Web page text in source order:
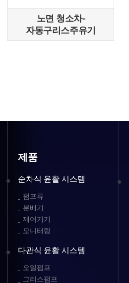
노면 청소차-
자동구리스주유기
제품
순차식 윤활 시스템
펌프류
분배기
제어기기
모니터링
다관식 윤활 시스템
오일펌프
그리스펌프